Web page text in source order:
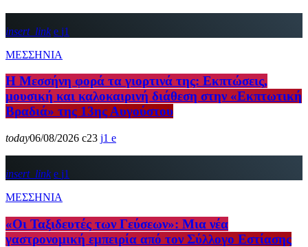
insert_link
1
ΜΕΣΣΗΝΙΑ
Η Μεσσήνη φορά τα γιορτινά της: Εκπτώσεις,
μουσική και καλοκαιρινή διάθεση στην «Εκπτωτική
Βραδιά» της 13ης Αυγούστου
today06/08/2026 23 1
insert_link
1
ΜΕΣΣΗΝΙΑ
«Οι Ταξιδευτές των Γεύσεων»: Μια νέα
γαστρονομική εμπειρία από τον Σύλλογο Εστίασης